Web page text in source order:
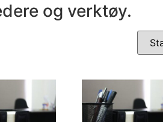
og verktøy.